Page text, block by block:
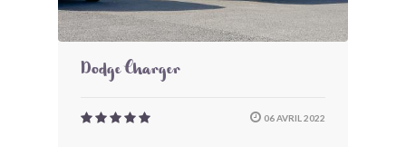
Dodge Charger
06 AVRIL 2022